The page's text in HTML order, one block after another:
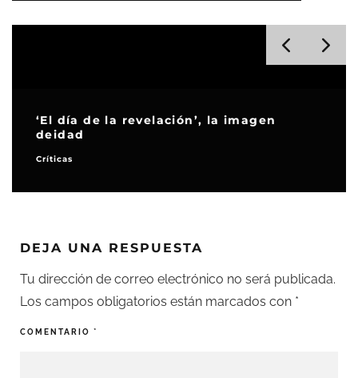
‘El día de la revelación’, la imagen
deidad
Críticas
DEJA UNA RESPUESTA
Tu dirección de correo electrónico no será publicada.
Los campos obligatorios están marcados con *
COMENTARIO *